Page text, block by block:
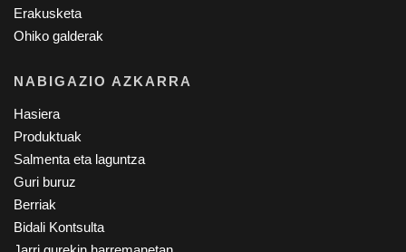
Erakusketa
Ohiko galderak
NABIGAZIO AZKARRA
Hasiera
Produktuak
Salmenta eta laguntza
Guri buruz
Berriak
Bidali Kontsulta